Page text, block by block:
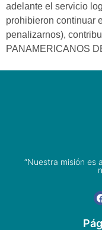
adelante el servicio
prohibieron continuar
penalizarnos),
PANAMERICANOS
“Nuestra misión es